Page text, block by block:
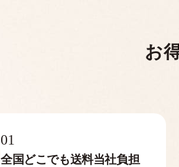
お
01
全国どこでも送料当社負担